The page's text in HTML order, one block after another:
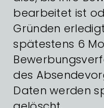
bearbeitet ist
Gründen
spätestens 6
des
Daten werden